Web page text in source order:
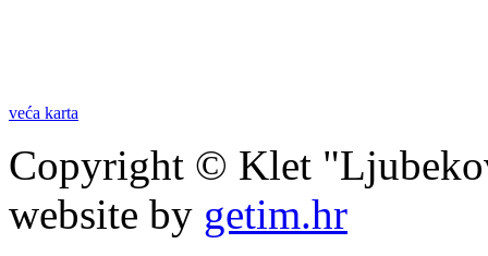
veća karta
Copyright © Klet
website by getim.hr